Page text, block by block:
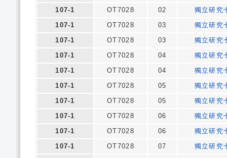
107-1
OT7028 02
獨立研究
107-1
OT7028 03
獨立研究
107-1
OT7028 03
獨立研究
107-1
OT7028 04
獨立研究
107-1
OT7028 04
獨立研究
107-1
OT7028 05
獨立研究
107-1
OT7028 05
獨立研究
107-1
OT7028 06
獨立研究
107-1
OT7028 06
獨立研究
107-1
OT7028 07
獨立研究